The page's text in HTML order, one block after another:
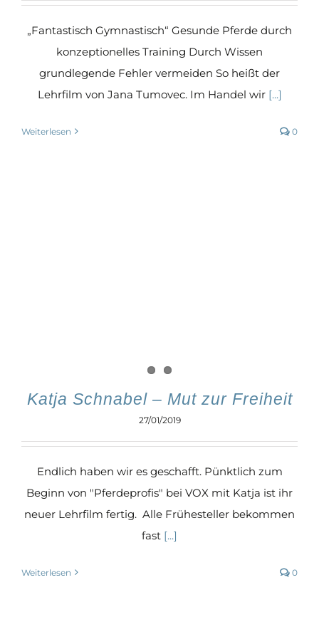
„Fantastisch Gymnastisch“ Gesunde Pferde durch
konzeptionelles Training Durch Wissen
grundlegende Fehler vermeiden So heißt der
Lehrfilm von Jana Tumovec. Im Handel wir [...]
Weiterlesen 0
Katja Schnabel – Mut zur Freiheit
27/01/2019
Endlich haben wir es geschafft. Pünktlich zum
Beginn von "Pferdeprofis" bei VOX mit Katja ist ihr
neuer Lehrfilm fertig. Alle Frühesteller bekommen
fast [...]
Weiterlesen 0